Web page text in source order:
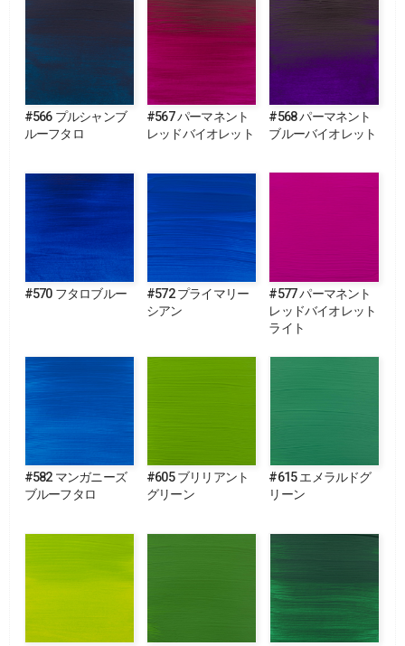
#566 プルシャンブ
ルーフタロ
#567 パーマネント
レッドバイオレット
#568 パーマネント
ブルーバイオレット
#570 フタロブルー
#572 プライマリー
シアン
#577 パーマネント
レッドバイオレット
ライト
#582 マンガニーズ
ブルーフタロ
#605 ブリリアント
グリーン
#615 エメラルドグ
リーン